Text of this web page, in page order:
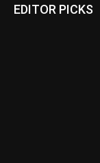
EDITOR PICKS